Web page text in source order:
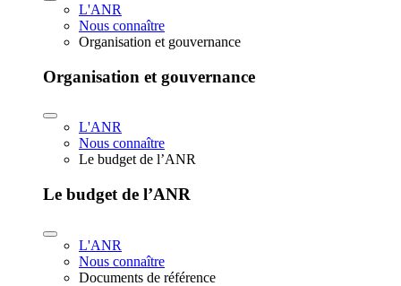
L'ANR
Nous connaître
Organisation et gouvernance
Organisation et gouvernance
L'ANR
Nous connaître
Le budget de l’ANR
Le budget de l’ANR
L'ANR
Nous connaître
Documents de référence